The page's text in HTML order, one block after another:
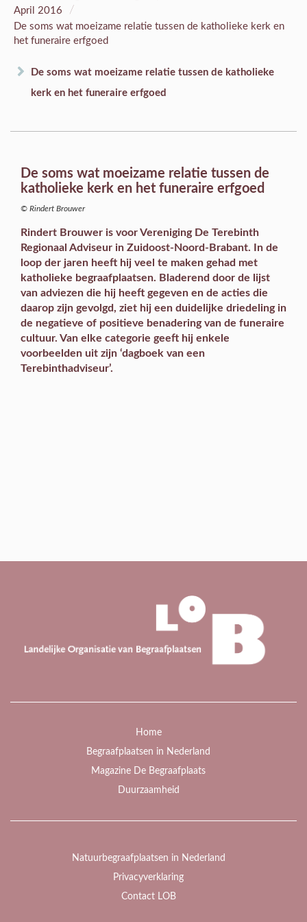
April 2016 /
De soms wat moeizame relatie tussen de katholieke kerk en
het funeraire erfgoed
De soms wat moeizame relatie tussen de katholieke
kerk en het funeraire erfgoed
De soms wat moeizame relatie tussen de
katholieke kerk en het funeraire erfgoed
© Rindert Brouwer
Rindert Brouwer is voor Vereniging De Terebinth
Regionaal Adviseur in Zuidoost-Noord-Brabant. In de
loop der jaren heeft hij veel te maken gehad met
katholieke begraafplaatsen. Bladerend door de lijst
van adviezen die hij heeft gegeven en de acties die
daarop zijn gevolgd, ziet hij een duidelijke driedeling in
de negatieve of positieve benadering van de funeraire
cultuur. Van elke categorie geeft hij enkele
voorbeelden uit zijn ‘dagboek van een
Terebinthadviseur’.
Home
Begraafplaatsen in Nederland
Magazine De Begraafplaats
Duurzaamheid
Natuurbegraafplaatsen in Nederland
Privacyverklaring
Contact LOB